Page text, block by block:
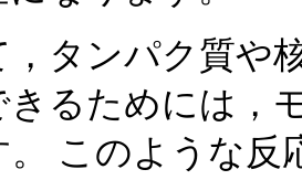
，タンパク質や
きるためには，
。 このような反